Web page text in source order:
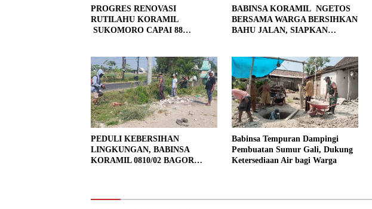
PROGRES RENOVASI
RUTILAHU KORAMIL
SUKOMORO CAPAI 88
BABINSA KORAMIL NGETOS
BERSAMA WARGA BERSIHKAN
BAHU JALAN, SIAPKAN
PEDULI KEBERSIHAN
LINGKUNGAN, BABINSA
KORAMIL 0810/02 BAGOR
Babinsa Tempuran Dampingi
Pembuatan Sumur Gali, Dukung
Ketersediaan Air bagi Warga